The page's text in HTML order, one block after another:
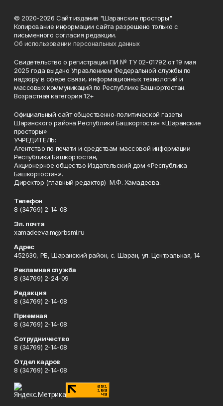
© 2020-2026 Сайт издания "Шаранские просторы".
Копирование информации сайта разрешено только с
письменного согласия редакции.
Об использовании персональных данных
Свидетельство о регистрации ПИ № ТУ 02-01792 от 19 мая
2025 года выдано Управлением Федеральной службы по
надзору в сфере связи, информационных технологий и
массовых коммуникаций по Республике Башкортостан.
Возрастная категория 12+
Официальный сайт общественно-политической газеты
Шаранского района Республики Башкортостан «Шаранские
просторы»
УЧРЕДИТЕЛЬ:
Агентство по печати и средствам массовой информации
Республики Башкортостан,
Акционерное общество Издательский дом «Республика
Башкортостан».
Директор (главный редактор) М.Ф. Хамадеева.
Телефон
8 (34769) 2-14-08
Эл. почта
xamadeeva.m@rbsmi.ru
Адрес
452630, РБ, Шаранский район, с. Шаран, ул. Центральная, 14
Рекламная служба
8 (34769) 2-24-09
Редакция
8 (34769) 2-14-08
Приемная
8 (34769) 2-14-08
Сотрудничество
8 (34769) 2-14-08
Отдел кадров
8 (34769) 2-14-08